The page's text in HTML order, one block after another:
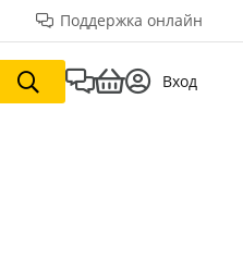
Поддержка онлайн
Вход